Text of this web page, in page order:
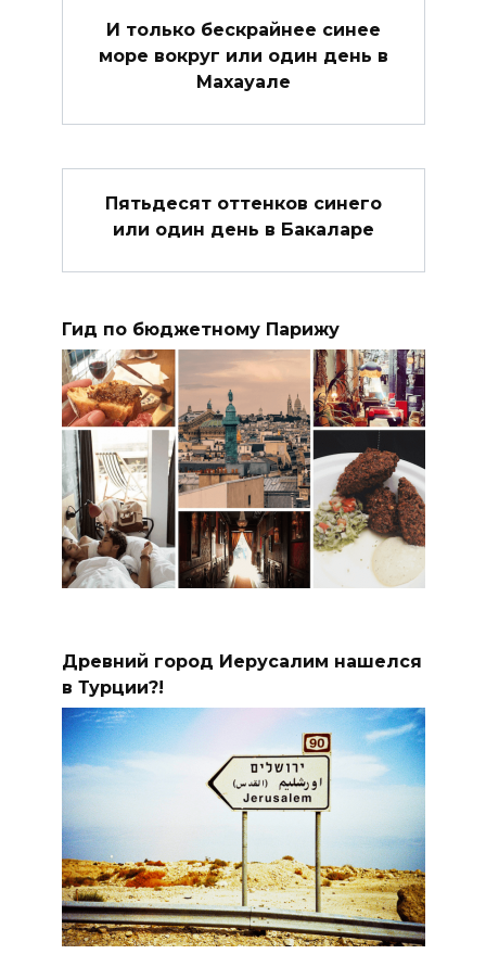
И только бескрайнее синее
море вокруг или один день в
Махауале
Пятьдесят оттенков синего
или один день в Бакаларе
Гид по бюджетному Парижу
Древний город Иерусалим нашелся
в Турции?!